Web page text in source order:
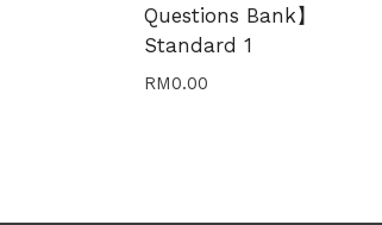
Questions Bank】
Standard 1
RM0.00